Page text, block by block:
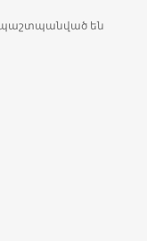
պաշտպանված են